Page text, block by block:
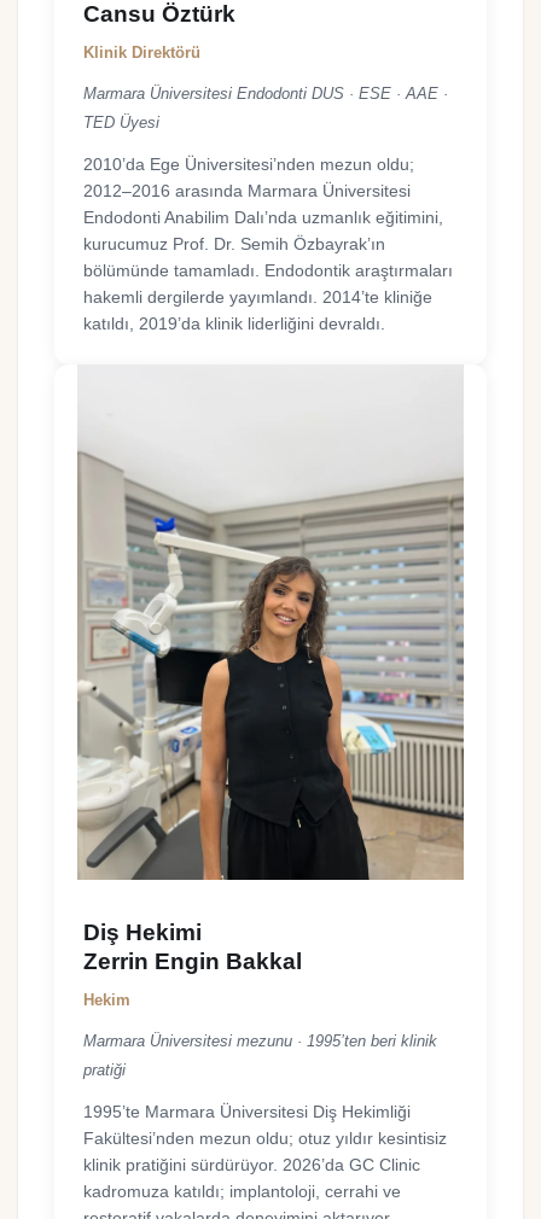
Cansu Öztürk
Klinik Direktörü
Marmara Üniversitesi Endodonti DUS · ESE · AAE ·
TED Üyesi
2010’da Ege Üniversitesi’nden mezun oldu;
2012–2016 arasında Marmara Üniversitesi
Endodonti Anabilim Dalı’nda uzmanlık eğitimini,
kurucumuz Prof. Dr. Semih Özbayrak’ın
bölümünde tamamladı. Endodontik araştırmaları
hakemli dergilerde yayımlandı. 2014’te kliniğe
katıldı, 2019’da klinik liderliğini devraldı.
Diş Hekimi
Zerrin Engin Bakkal
Hekim
Marmara Üniversitesi mezunu · 1995’ten beri klinik
pratiği
1995’te Marmara Üniversitesi Diş Hekimliği
Fakültesi’nden mezun oldu; otuz yıldır kesintisiz
klinik pratiğini sürdürüyor. 2026’da GC Clinic
kadromuza katıldı; implantoloji, cerrahi ve